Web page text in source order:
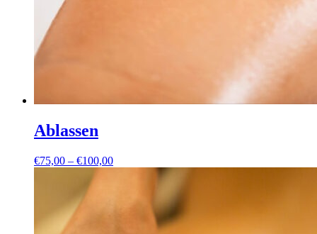
Ablassen
€75,00 – €100,00Preisspanne: